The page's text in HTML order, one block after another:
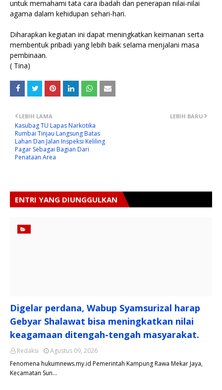
untuk memahami tata cara ibadah dan penerapan nilai-nilai
agama dalam kehidupan sehari-hari.
Diharapkan kegiatan ini dapat meningkatkan keimanan serta
membentuk pribadi yang lebih baik selama menjalani masa
pembinaan.
( Tina)
LEBIH BARU
LEBIH LAMA
Kasubag TU Lapas Narkotika
Rumbai Tinjau Langsung Batas
Lahan Dan Jalan Inspeksi Keliling
Pagar Sebagai Bagian Dari
Penataan Area
ENTRI YANG DIUNGGULKAN
Digelar perdana, Wabup Syamsurizal harap
Gebyar Shalawat bisa meningkatkan nilai
keagamaan ditengah-tengah masyarakat.
Redaksi
Agustus 09, 2026
Fenomena hukumnews.my.id Pemerintah Kampung Rawa Mekar Jaya,
Kecamatan Sun…